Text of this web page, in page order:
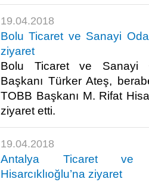
19.04.2018
Bolu Ticaret ve Sanayi
ziyaret
Bolu Ticaret ve Sanayi
Başkanı Türker Ateş,
TOBB Başkanı M. Rifat
ziyaret etti.​
19.04.2018
Antalya Ticaret ve
Hisarcıklıoğlu’na ziyaret